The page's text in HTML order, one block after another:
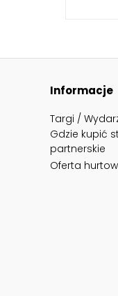
Informacje
Targi /
Gdzie kupić
partnerskie
Oferta